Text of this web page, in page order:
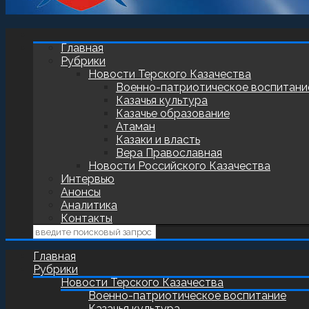
Главная
Рубрики
Новости Терского Казачества
Военно-патриотическое
Казачья культура
Казачье образование
Атаман
Казаки и власть
Вера Православная
Новости Российского Казачества
Интервью
Анонсы
Аналитика
Контакты
Главная
Рубрики
Новости Терского Казачества
Военно-патриотическое воспитание